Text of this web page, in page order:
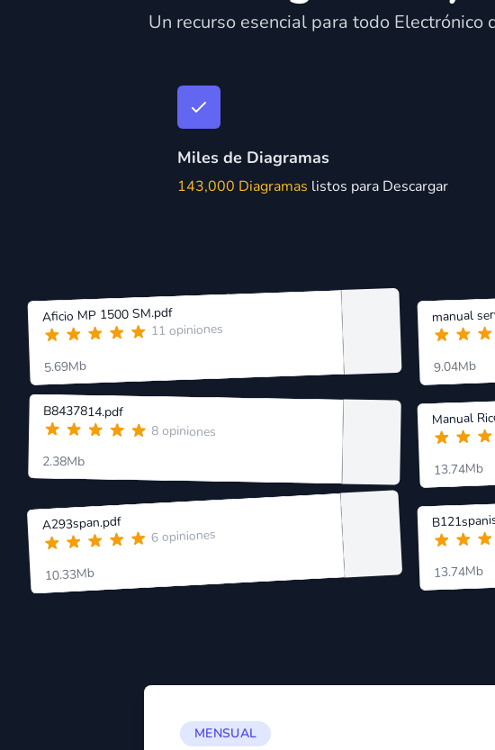
Un recurso esencial para todo
Miles de Diagramas
143,000 Diagramas listos para Descargar
Aficio MP 1500 SM.pdf
11 opiniones
5.69Mb 9.04Mb
B8437814.pdf
8 opiniones
2.38Mb
Manual
13.74Mb
A293span.pdf
6 opiniones
10.33Mb 13.74Mb
MENSUAL